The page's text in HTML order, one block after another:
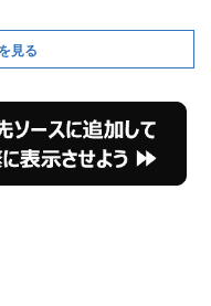
見る